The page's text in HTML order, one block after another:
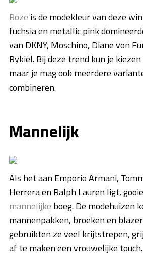
Roze is de modekleur van deze
fuchsia en metallic pink
van DKNY, Moschino, Diane von
Rykiel. Bij deze trend kun je
maar je mag ook meerdere
combineren.
Mannelijk
Als het aan Emporio Armani,
Herrera en Ralph Lauren ligt,
mannelijke boeg. De modehuizen
mannenpakken, broeken en
gebruikten ze veel krijtstrepen,
af te maken een vrouwelijke touch.